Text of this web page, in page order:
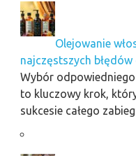
Olejowanie
najczęstszych
Wybór
to kluczowy krok,
sukcesie całego